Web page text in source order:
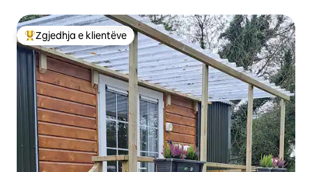
Më të mirat e zgjedhjeve të klientëve
Zgjedhja e klientëve